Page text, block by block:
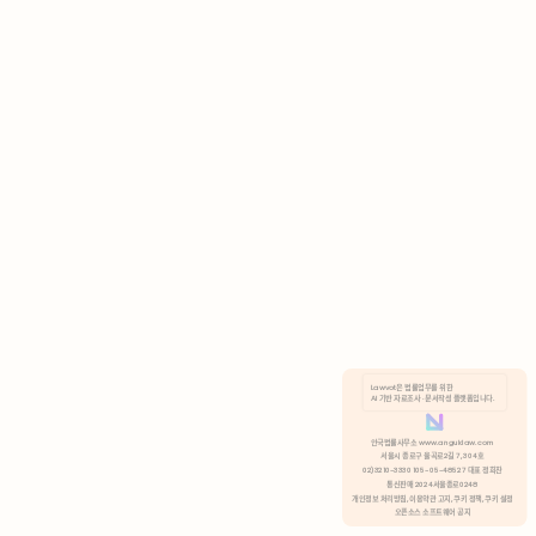
분석 쿠키 허용
Lawvot은 법률업무를 위한
AI 기반 자료조사 · 문서작성 플랫폼입니다.
안국법률사무소 www.anguklaw.com
서울시 종로구 율곡로2길 7, 304호
02)3210-3330 105-05-48527 대표 정희찬
통신판매 2024서울종로0248
개인정보 처리방침, 이용약관 고지, 쿠키 정책, 쿠키 설정
오픈소스 소프트웨어 공지